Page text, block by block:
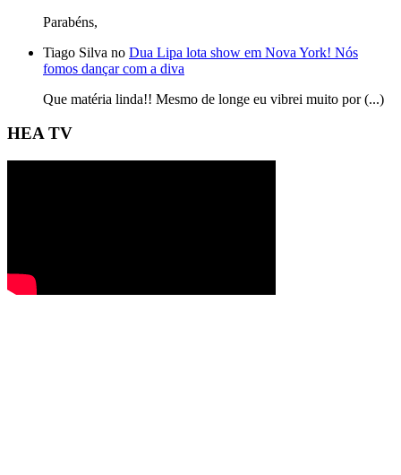
Parabéns,
Tiago Silva no Dua Lipa lota show em Nova York! Nós
fomos dançar com a diva
Que matéria linda!! Mesmo de longe eu vibrei muito por (...)
HEA TV